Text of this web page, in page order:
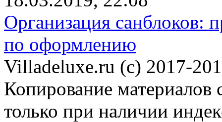
Организация санблоков:
по оформлению
Villadeluxe.ru (c) 2017-
Копирование материалов
только при наличии